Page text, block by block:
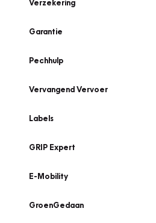
Verzekering
Garantie
Pechhulp
Vervangend Vervoer
Labels
GRIP Expert
E-Mobility
GroenGedaan